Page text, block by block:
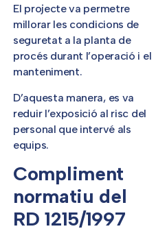
El projecte va permetre
millorar les condicions de
seguretat a la planta de
procés durant l’operació i el
manteniment.
D’aquesta manera, es va
reduir l’exposició al risc del
personal que intervé als
equips.
Compliment
normatiu del
RD 1215/1997